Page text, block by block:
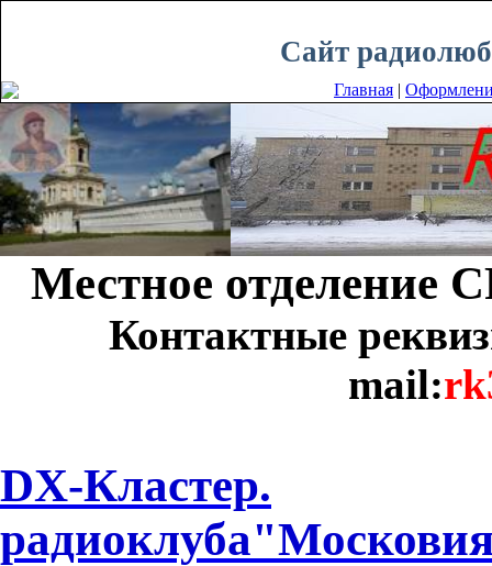
Сайт
Главная |
Местное отделение
Контактные
mail:
DX-Кластер.